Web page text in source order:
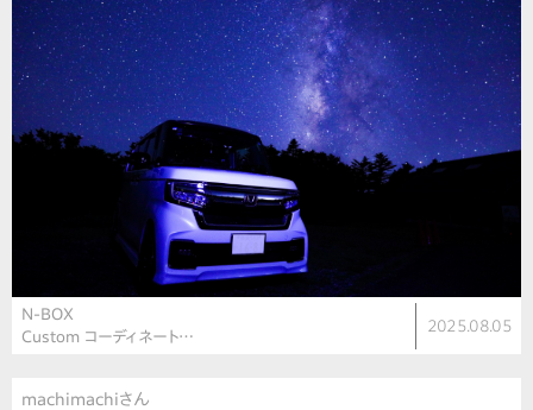
N-BOX
Custom コーディネート…
2025.08.05
machimachiさん